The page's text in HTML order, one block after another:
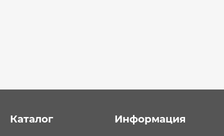
Каталог Информация